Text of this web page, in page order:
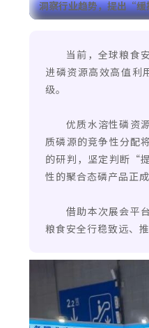
洞察行业趋势，提出“缓
当前，全球粮食
进磷资源高效高值利
级。
优质水溶性磷资
质磷源的竞争性分配
的研判，坚定判断“
性的聚合态磷产品正
借助本次展会平
粮食安全行稳致远、